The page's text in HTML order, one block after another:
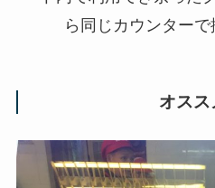
ら同じカウンター
オス